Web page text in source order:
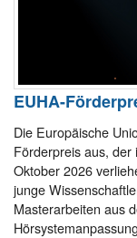
EUHA-
Die Europäische
Förderpreis aus,
Oktober 2026
junge
Masterarbeiten aus